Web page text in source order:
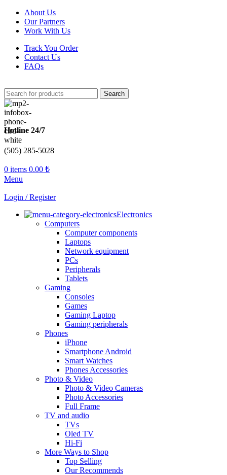
About Us
Our Partners
Work With Us
Track You Order
Contact Us
FAQs
Search
Hotline 24/7
(505) 285-5028
0 items 0.00 ₺
Menu
Login / Register
Electronics
Computers
Computer components
Laptops
Network equipment
PCs
Peripherals
Tablets
Gaming
Consoles
Games
Gaming Laptop
Gaming peripherals
Phones
iPhone
Smartphone Android
Smart Watches
Phones Accessories
Photo & Video
Photo & Video Cameras
Photo Accessories
Full Frame
TV and audio
TVs
Oled TV
Hi-Fi
More Ways to Shop
Top Selling
Our Recommends